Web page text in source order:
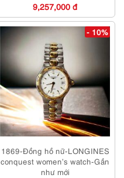
9,257,000 đ
- 10%
1869-Đồng hồ nữ-LONGINES
conquest women’s watch-Gần
như mới